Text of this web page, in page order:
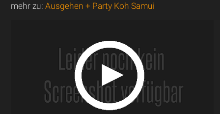
mehr zu:Ausgehen + Party Koh Samui